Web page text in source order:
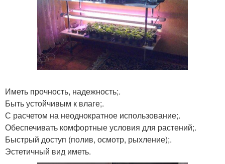
Иметь прочность, надежность;.
Быть устойчивым к влаге;.
С расчетом на неоднократное использование;.
Обеспечивать комфортные условия для растений;.
Быстрый доступ (полив, осмотр, рыхление);.
Эстетичный вид иметь.